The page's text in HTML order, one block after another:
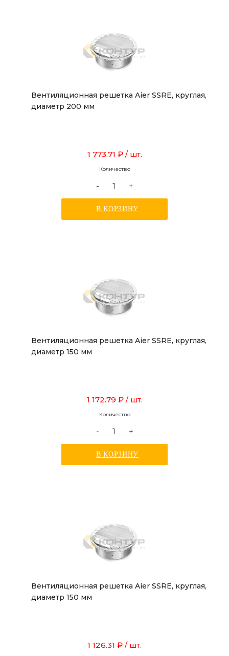
Вентиляционная решетка Aier SSRE, круглая,
диаметр 200 мм
1 773.71 ₽ / шт.
Количество
- +
В КОРЗИНУ
Вентиляционная решетка Aier SSRE, круглая,
диаметр 150 мм
1 172.79 ₽ / шт.
Количество
- +
В КОРЗИНУ
Вентиляционная решетка Aier SSRE, круглая,
диаметр 150 мм
1 126.31 ₽ / шт.